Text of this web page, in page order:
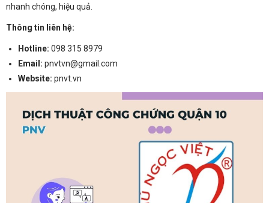
nhanh chóng, hiệu quả.
Thông tin liên hệ:
Hotline: 098 315 8979
Email : pnvtvn@gmail.com
Website: pnvt.vn